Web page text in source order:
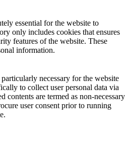
essential for the website to
only includes cookies that ensures
features of the website. These
information.
necessary for the website
to collect user personal data via
contents are termed as non-necessary
user consent prior to running